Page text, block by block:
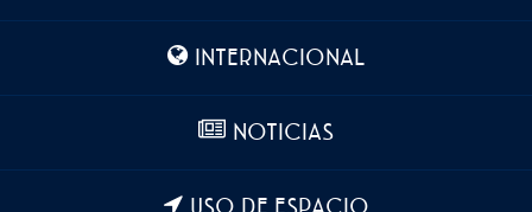
INTERNACIONAL
NOTICIAS